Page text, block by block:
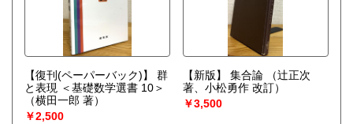
【復刊(ペーパーバック)】 群
と表現 ＜基礎数学選書 10＞
（横田一郎 著）
￥2,500
【新版】 集合論
（辻正次
著、小松勇作 改訂）
￥3,500